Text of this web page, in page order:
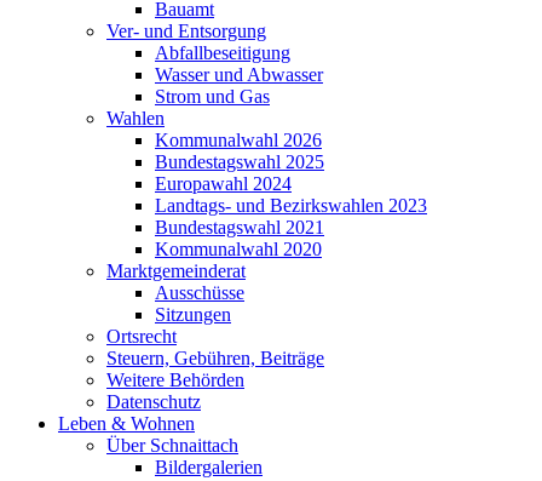
Bauamt
Ver- und Entsorgung
Abfallbeseitigung
Wasser und Abwasser
Strom und Gas
Wahlen
Kommunalwahl 2026
Bundestagswahl 2025
Europawahl 2024
Landtags- und Bezirkswahlen 2023
Bundestagswahl 2021
Kommunalwahl 2020
Marktgemeinderat
Ausschüsse
Sitzungen
Ortsrecht
Steuern, Gebühren, Beiträge
Weitere Behörden
Datenschutz
Leben & Wohnen
Über Schnaittach
Bildergalerien